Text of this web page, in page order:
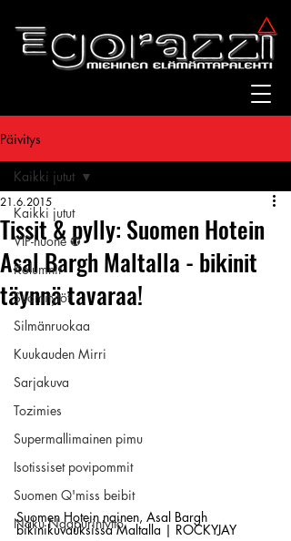
Päivitys
Kaikki jutut
VIP-huone ✪
Kolumnit
Suomitytöt
Silmänruokaa
Kuukauden Mirri
Sarjakuva
Tozimies
Supermallimainen pimu
Isotissiset povipommit
Suomen Q'miss beibit
Naku Naapurintyttö
Kaikki jutut
Tissit & pylly: Suomen Hotein
Asal Bargh Maltalla - bikinit
täynnä tavaraa!
21.6.2015
Suomen Hotein nainen, Asal Bargh
bikinikuvauksissa Maltalla | ROCKYJAY